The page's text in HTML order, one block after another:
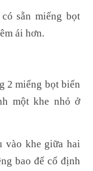
sẵn miếng bọt
ái hơn.
2 miếng bọt biển
một khe nhỏ ở
vào khe giữa hai
bao để cố định